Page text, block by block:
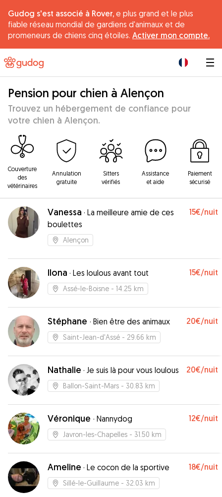
Gudog s'est associé à Rover, e plus grand et le plus
fiable réseau mondial de gardiens d'animaux et de
promeneurs de chiens cinq étoiles. Activer mon compte.
Pension pour chien à Alençon
Trouvez un hébergement de confiance pour
votre chien à Alençon.
Couverture
des
vétérinaires
Annulation
gratuite
Sitters
vérifiés
Assistance
et aide
Paiement
sécurisé
Vanessa · La meilleure amie de ces
boulettes
15€/nuit
Alençon
Ilona · Les loulous avant tout 15€/nuit
Assé-le-Boisne - 14.25 km
Stéphane · Bien être des animaux 20€/nuit
Saint-Jean-d'Assé - 29.66 km
Nathalie · Je suis là pour vous loulous 20€/nuit
Ballon-Saint-Mars - 30.83 km
Véronique · Nannydog 12€/nuit
Javron-les-Chapelles - 31.50 km
Ameline · Le cocon de la sportive 18€/nuit
Sillé-le-Guillaume - 32.03 km